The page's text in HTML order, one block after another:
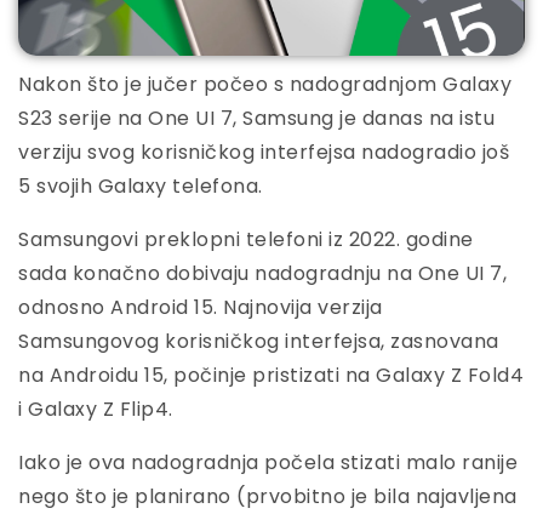
Nakon što je jučer počeo s nadogradnjom Galaxy
S23 serije na One UI 7, Samsung je danas na istu
verziju svog korisničkog interfejsa nadogradio još
5 svojih Galaxy telefona.
Samsungovi preklopni telefoni iz 2022. godine
sada konačno dobivaju nadogradnju na One UI 7,
odnosno Android 15. Najnovija verzija
Samsungovog korisničkog interfejsa, zasnovana
na Androidu 15, počinje pristizati na Galaxy Z Fold4
i Galaxy Z Flip4.
Iako je ova nadogradnja počela stizati malo ranije
nego što je planirano (prvobitno je bila najavljena